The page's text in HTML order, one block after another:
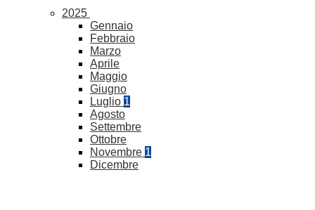
2025
Gennaio
Febbraio
Marzo
Aprile
Maggio
Giugno
Luglio 1
Agosto
Settembre
Ottobre
Novembre 1
Dicembre